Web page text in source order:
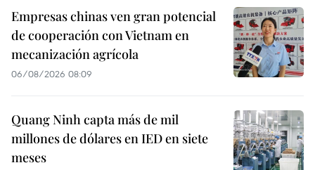
Empresas chinas ven gran potencial
de cooperación con Vietnam en
mecanización agrícola
06/08/2026 08:09
Quang Ninh capta más de mil
millones de dólares en IED en siete
meses